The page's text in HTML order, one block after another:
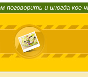
и иногда